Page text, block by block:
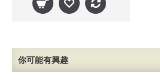
你可能有興趣